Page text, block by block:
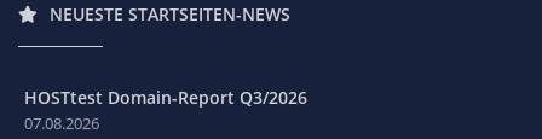
NEUESTE STARTSEITEN-NEWS
HOSTtest Domain-Report Q3/2026
07.08.2026